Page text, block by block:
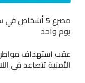
مصرع 5 أشخاص
يوم واحد
عقب استهداف مواطن
الأمنية تتصاعد في